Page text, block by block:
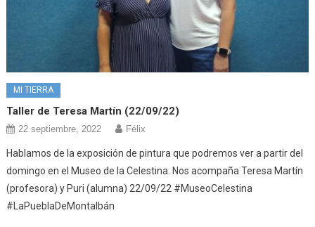
MI TIERRA
Taller de Teresa Martín (22/09/22)
22 septiembre, 2022 Félix
Hablamos de la exposición de pintura que podremos ver a partir del
domingo en el Museo de la Celestina. Nos acompaña Teresa Martín
(profesora) y Puri (alumna) 22/09/22 #MuseoCelestina
#LaPueblaDeMontalbán